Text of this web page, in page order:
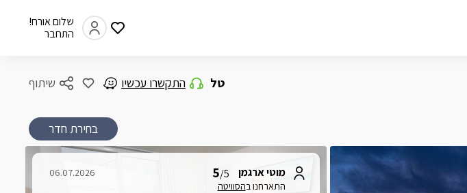
שלום אורח!
התחבר
שיתוף טל התקשרו עכשיו
בחירת חדר
מוטי ארגמן 5/5
התארחנו בהסוויטה
06.07.2026